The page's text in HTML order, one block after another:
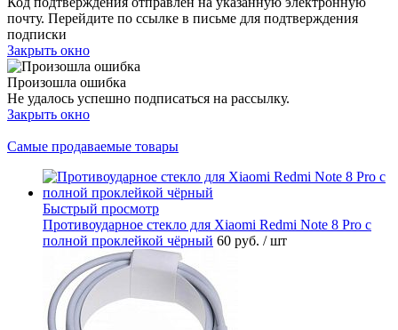
почту. Перейдите по ссылке в письме для подтверждения
подписки
Закрыть окно
Произошла ошибка
Не удалось успешно подписаться на рассылку.
Закрыть окно
Самые продаваемые товары
Быстрый просмотр
Противоударное стекло для Xiaomi Redmi Note 8 Pro с
полной проклейкой чёрный 60 руб. / шт